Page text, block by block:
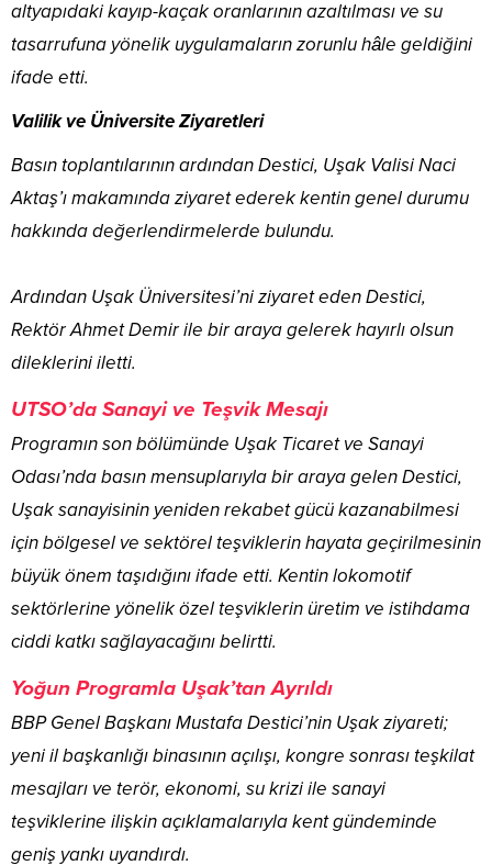
altyapıdaki kayıp-kaçak oranlarının azaltılması ve su
tasarrufuna yönelik uygulamaların zorunlu hâle geldiğini
ifade etti.
Valilik ve Üniversite Ziyaretleri
Basın toplantılarının ardından Destici, Uşak Valisi Naci
Aktaş’ı makamında ziyaret ederek kentin genel durumu
hakkında değerlendirmelerde bulundu.
Ardından Uşak Üniversitesi’ni ziyaret eden Destici,
Rektör Ahmet Demir ile bir araya gelerek hayırlı olsun
dileklerini iletti.
UTSO’da Sanayi ve Teşvik Mesajı
Programın son bölümünde Uşak Ticaret ve Sanayi
Odası’nda basın mensuplarıyla bir araya gelen Destici,
Uşak sanayisinin yeniden rekabet gücü kazanabilmesi
için bölgesel ve sektörel teşviklerin hayata geçirilmesinin
büyük önem taşıdığını ifade etti. Kentin lokomotif
sektörlerine yönelik özel teşviklerin üretim ve istihdama
ciddi katkı sağlayacağını belirtti.
Yoğun Programla Uşak’tan Ayrıldı
BBP Genel Başkanı Mustafa Destici’nin Uşak ziyareti;
yeni il başkanlığı binasının açılışı, kongre sonrası teşkilat
mesajları ve terör, ekonomi, su krizi ile sanayi
teşviklerine ilişkin açıklamalarıyla kent gündeminde
geniş yankı uyandırdı.